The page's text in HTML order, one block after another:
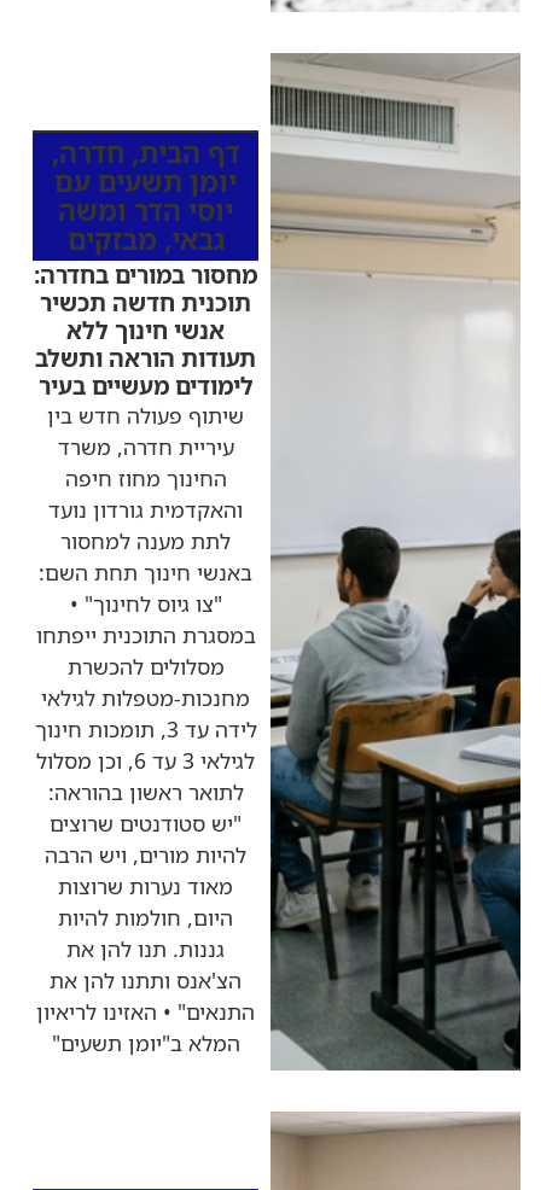
דף הבית, חדרה,
יומן תשעים עם
יוסי הדר ומשה
גבאי, מבזקים
מחסור במורים בחדרה:
תוכנית חדשה תכשיר
אנשי חינוך ללא
תעודות הוראה ותשלב
לימודים מעשיים בעיר
שיתוף פעולה חדש בין
עיריית חדרה, משרד
החינוך מחוז חיפה
והאקדמית גורדון נועד
לתת מענה למחסור
באנשי חינוך תחת השם:
"צו גיוס לחינוך" •
במסגרת התוכנית ייפתחו
מסלולים להכשרת
מחנכות-מטפלות לגילאי
לידה עד 3, תומכות חינוך
לגילאי 3 עד 6, וכן מסלול
לתואר ראשון בהוראה:
"יש סטודנטים שרוצים
להיות מורים, ויש הרבה
מאוד נערות שרוצות
היום, חולמות להיות
גננות. תנו להן את
הצ'אנס ותתנו להן את
התנאים" • האזינו לריאיון
המלא ב"יומן תשעים"